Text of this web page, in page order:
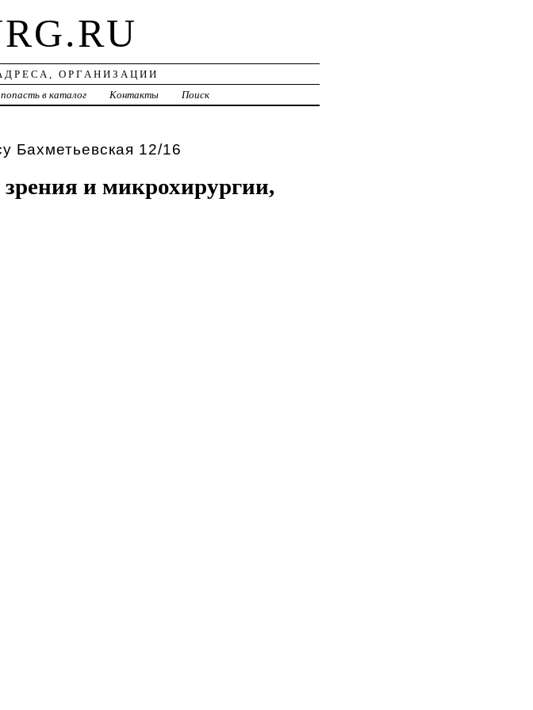
ОРГАНИЗАЦИИ
в каталог Контакты Поиск
Бахметьевская 12/16
и микрохирургии,